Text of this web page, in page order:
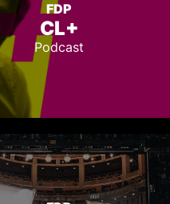
FDP
CL+
Podcast